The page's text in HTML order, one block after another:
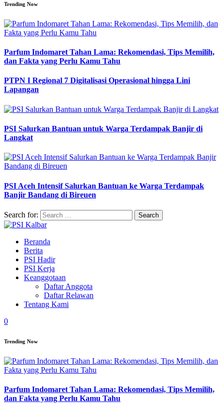
Trending Now
Parfum Indomaret Tahan Lama: Rekomendasi, Tips Memilih,
dan Fakta yang Perlu Kamu Tahu
PTPN I Regional 7 Digitalisasi Operasional hingga Lini
Lapangan
PSI Salurkan Bantuan untuk Warga Terdampak Banjir di
Langkat
PSI Aceh Intensif Salurkan Bantuan ke Warga Terdampak
Banjir Bandang di Bireuen
Search for:
Beranda
Berita
PSI Hadir
PSI Kerja
Keanggotaan
Daftar Anggota
Daftar Relawan
Tentang Kami
0
Trending Now
Parfum Indomaret Tahan Lama: Rekomendasi, Tips Memilih,
dan Fakta yang Perlu Kamu Tahu